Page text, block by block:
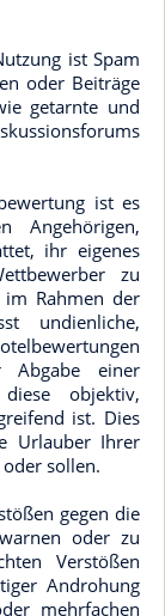
ist Spam
oder Beiträge
getarnte und
ist es
Angehörigen,
ihr eigenes
zu
Rahmen der
undienliche,
einer
objektiv,
ist. Dies
Urlauber Ihrer
sollen.
gegen die
oder zu
Verstößen
Androhung
mehrfachen